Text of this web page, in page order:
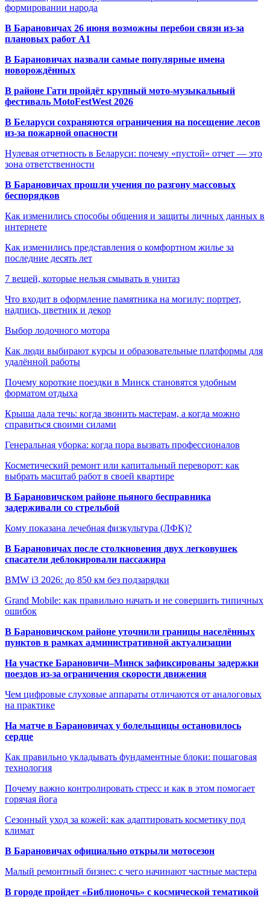
формировании народа
В Барановичах 26 июня возможны перебои связи из-за
плановых работ A1
В Барановичах назвали самые популярные имена
новорождённых
В районе Гати пройдёт крупный мото-музыкальный
фестиваль MotoFestWest 2026
В Беларуси сохраняются ограничения на посещение лесов
из-за пожарной опасности
Нулевая отчетность в Беларуси: почему «пустой» отчет — это
зона ответственности
В Барановичах прошли учения по разгону массовых
беспорядков
Как изменились способы общения и защиты личных данных в
интернете
Как изменились представления о комфортном жилье за
последние десять лет
7 вещей, которые нельзя смывать в унитаз
Что входит в оформление памятника на могилу: портрет,
надпись, цветник и декор
Выбор лодочного мотора
Как люди выбирают курсы и образовательные платформы для
удалённой работы
Почему короткие поездки в Минск становятся удобным
форматом отдыха
Крыша дала течь: когда звонить мастерам, а когда можно
справиться своими силами
Генеральная уборка: когда пора вызвать профессионалов
Косметический ремонт или капитальный переворот: как
выбрать масштаб работ в своей квартире
В Барановичском районе пьяного бесправника
задерживали со стрельбой
Кому показана лечебная физкультура (ЛФК)?
В Барановичах после столкновения двух легковушек
спасатели деблокировали пассажира
BMW i3 2026: до 850 км без подзарядки
Grand Mobile: как правильно начать и не совершить типичных
ошибок
В Барановичском районе уточнили границы населённых
пунктов в рамках административной актуализации
На участке Барановичи–Минск зафиксированы задержки
поездов из-за ограничения скорости движения
Чем цифровые слуховые аппараты отличаются от аналоговых
на практике
На матче в Барановичах у болельщицы остановилось
сердце
Как правильно укладывать фундаментные блоки: пошаговая
технология
Почему важно контролировать стресс и как в этом помогает
горячая йога
Сезонный уход за кожей: как адаптировать косметику под
климат
В Барановичах официально открыли мотосезон
Малый ремонтный бизнес: с чего начинают частные мастера
В городе пройдет «Библионочь» с космической тематикой